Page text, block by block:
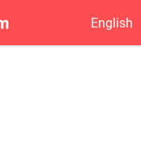
English